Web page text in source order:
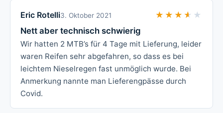
Eric Rotelli3. Oktober 2021 ★★★★★
★★★★★
Nett aber technisch schwierig
Wir hatten 2 MTB’s für 4 Tage mit Lieferung, leider
waren Reifen sehr abgefahren, so dass es bei
leichtem Nieselregen fast unmöglich wurde. Bei
Anmerkung nannte man Lieferengpässe durch
Covid.